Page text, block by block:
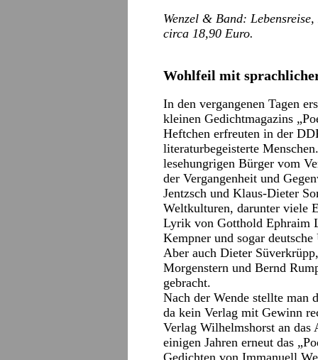
Wenzel & Band:
circa 18,90 Euro.
Wohlfeil mit
In den vergangenen Tagen
kleinen Gedichtmagazins
Heftchen erfreuten in der
literaturbegeisterte
lesehungrigen Bürger vom
der Vergangenheit und
Jentzsch und Klaus-Dieter
Weltkulturen, darunter viele
Lyrik von Gotthold Ephraim
Kempner und sogar
Aber auch Dieter
Morgenstern und Bernd
gebracht.
Nach der Wende stellte man
da kein Verlag mit Gewinn
Verlag Wilhelmshorst an
einigen Jahren erneut das
Gedichten von Immanuell